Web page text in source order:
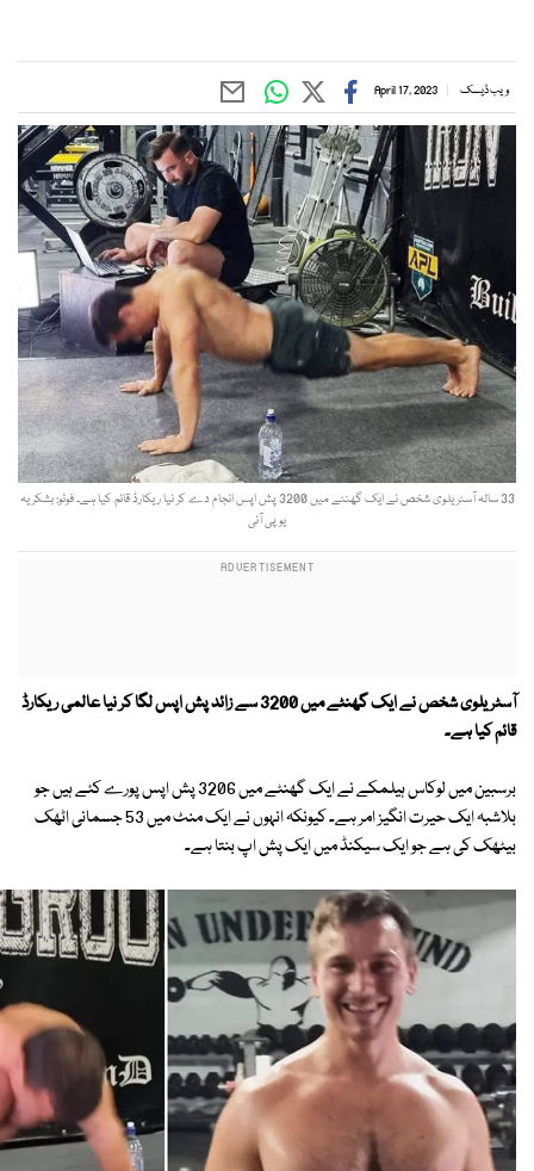
ویب ڈیسک April 17, 2023
33 سالہ آسٹریلوی شخص نے ایک گھنٹے میں 3200 پش اپس انجام دے کر نیا ریکارڈ قائم کیا ہے۔ فوٹو: بشکریہ
یوپی آئی
آسٹریلوی شخص نے ایک گھنٹے میں 3200 سے زائد پش اپس لگا کر نیا عالمی ریکارڈ
قائم کیا ہے۔
برسبین میں لوکاس ہیلمکے نے ایک گھنٹے میں 3206 پش اپس پورے کئے ہیں جو
بلاشبہ ایک حیرت انگیز امر ہے۔ کیونکہ انہوں نے ایک منٹ میں 53 جسمانی اٹھک
بیٹھک کی ہے جو ایک سیکنڈ میں ایک پش اپ بنتا ہے۔